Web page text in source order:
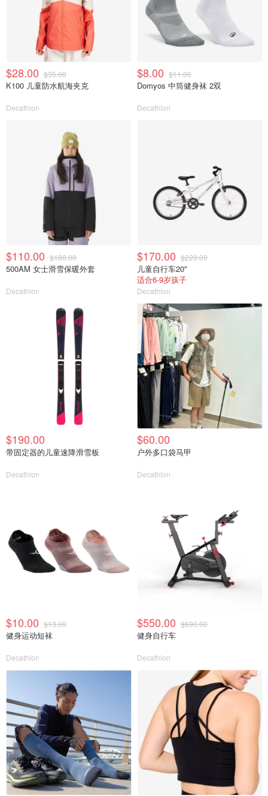
$28.00 $35.00
K100 儿童防水航海夹克
Decathlon
$8.00 $11.00
Domyos 中筒健身袜 2双
Decathlon
$110.00 $180.00
500AM 女士滑雪保暖外套
Decathlon
$170.00 $220.00
儿童自行车20''
适合6-9岁孩子
Decathlon
$190.00
带固定器的儿童速降滑雪板
Decathlon
$60.00
户外多口袋马甲
Decathlon
$10.00 $13.00
健身运动短袜
Decathlon
$550.00 $690.00
健身自行车
Decathlon